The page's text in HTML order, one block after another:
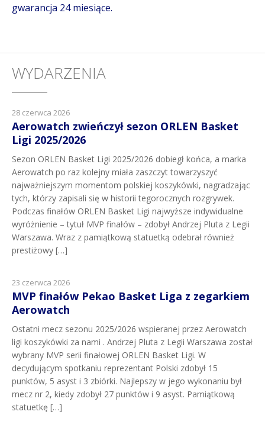
gwarancja 24 miesiące.
WYDARZENIA
28 czerwca 2026
Aerowatch zwieńczył sezon ORLEN Basket
Ligi 2025/2026
Sezon ORLEN Basket Ligi 2025/2026 dobiegł końca, a marka
Aerowatch po raz kolejny miała zaszczyt towarzyszyć
najważniejszym momentom polskiej koszykówki, nagradzając
tych, którzy zapisali się w historii tegorocznych rozgrywek.
Podczas finałów ORLEN Basket Ligi najwyższe indywidualne
wyróżnienie – tytuł MVP finałów – zdobył Andrzej Pluta z Legii
Warszawa. Wraz z pamiątkową statuetką odebrał również
prestiżowy […]
23 czerwca 2026
MVP finałów Pekao Basket Liga z zegarkiem
Aerowatch
Ostatni mecz sezonu 2025/2026 wspieranej przez Aerowatch
ligi koszykówki za nami . Andrzej Pluta z Legii Warszawa został
wybrany MVP serii finałowej ORLEN Basket Ligi. W
decydującym spotkaniu reprezentant Polski zdobył 15
punktów, 5 asyst i 3 zbiórki. Najlepszy w jego wykonaniu był
mecz nr 2, kiedy zdobył 27 punktów i 9 asyst. Pamiątkową
statuetkę […]